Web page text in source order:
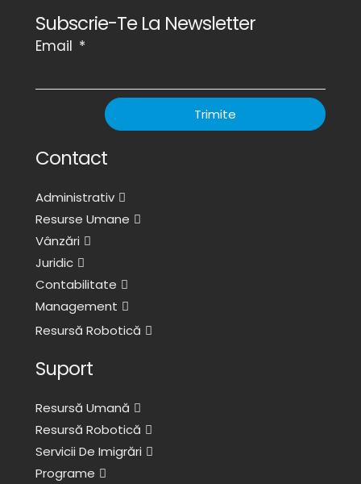
Subscrie-Te La Newsletter
Email
Trimite
Contact
Administrativ
Resurse Umane
Vânzări
Juridic
Contabilitate
Management
Resursă Robotică
Suport
Resursă Umană
Resursă Robotică
Servicii De Imigrări
Programe